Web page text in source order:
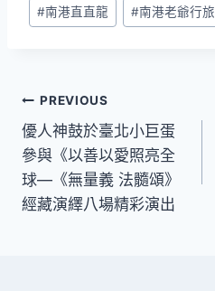
#南港直直龍 #南港老爺行旅
文
章
導
覽
PREVIOUS
優人神鼓於臺北小巨蛋
參與《以善以愛照亮全
球—《無量義 法髓頌》
經藏演繹八場精彩演出